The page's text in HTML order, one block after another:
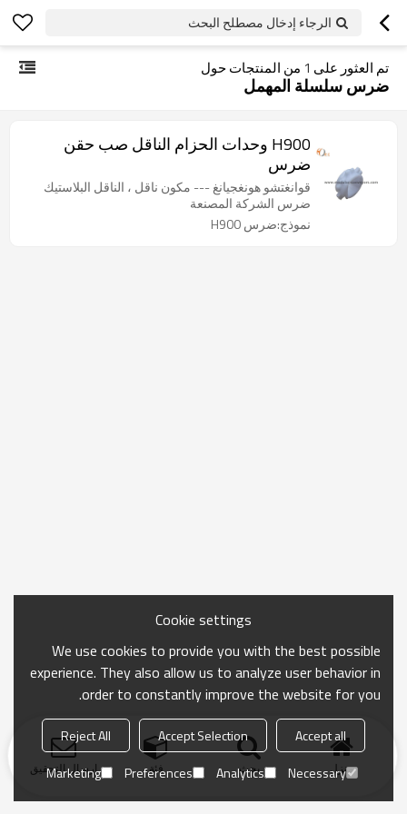
الرجاء إدخال مصطلح البحث
تم العثور على 1 من المنتجات حول
ضرس سلسلة المهمل
H900 وحدات الحزام الناقل صب حقن
ضرس
قوانغتشو هونغجيانغ --- مكون ناقل ، الناقل البلاستيك
ضرس الشركة المصنعة
نموذج:ضرس H900
منزل بحث فئة ارسال التحقيق
Cookie settings
We use cookies to provide you with the best possible
experience. They also allow us to analyze user behavior in
order to constantly improve the website for you.
Accept all
Accept Selection
Reject All
Necessary
Analytics
Preferences
Marketing